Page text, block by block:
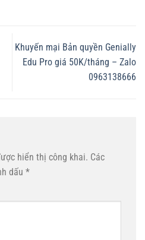
Khuyến mại Bản quyền Genially
Edu Pro giá 50K/tháng – Zalo
0963138666
hiển thị công khai. Các
dấu *